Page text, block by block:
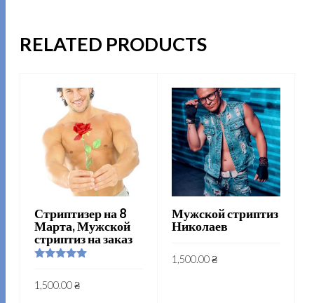
RELATED PRODUCTS
Стриптизер на 8
Марта, Мужской
стриптиз на заказ
1,500.00₴
Мужской стриптиз
Николаев
1,500.00₴